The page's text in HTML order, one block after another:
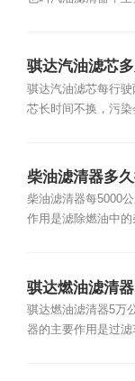
骐达汽油滤芯
骐达汽油滤芯每行
芯长时间不换，污染
柴油滤清器多
柴油滤清器每5000
作用是滤除燃油中
骐达燃油滤清
骐达燃油滤清器5万
器的主要作用是过